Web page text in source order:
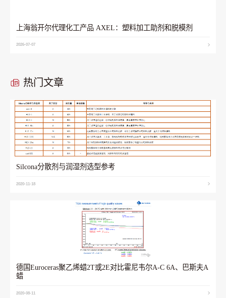
上海翁开尔代理化工产品 AXEL：塑料加工助剂和脱模剂
2026-07-07
热门文章
Silcona分散剂与润湿剂选型参考
2020-11-18
德国Euroceras聚乙烯蜡2T或2E对比霍尼韦尔A-C 6A、巴斯夫A
蜡
2020-08-11